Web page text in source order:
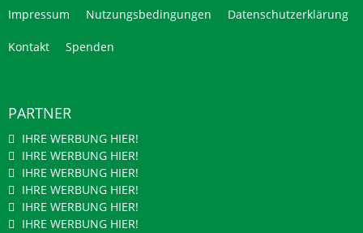
Impressum Nutzungsbedingungen Datenschutzerklärung
Kontakt Spenden
PARTNER
IHRE WERBUNG HIER!
IHRE WERBUNG HIER!
IHRE WERBUNG HIER!
IHRE WERBUNG HIER!
IHRE WERBUNG HIER!
IHRE WERBUNG HIER!